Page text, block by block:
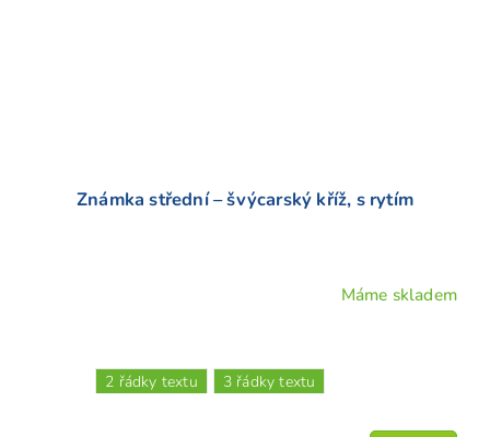
Známka střední – švýcarský kříž, s rytím
Máme skladem
2 řádky textu 3 řádky textu